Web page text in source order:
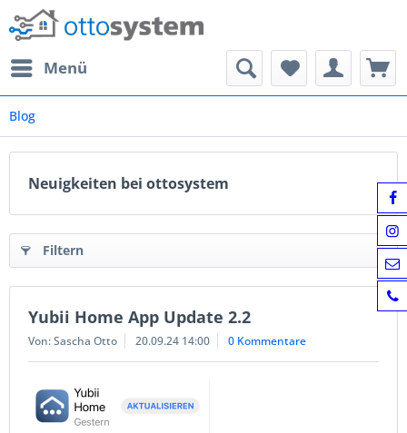
Menü
Blog
Neuigkeiten bei ottosystem
Filtern
Yubii Home App Update 2.2
Von: Sascha Otto 20.09.24 14:00 0 Kommentare